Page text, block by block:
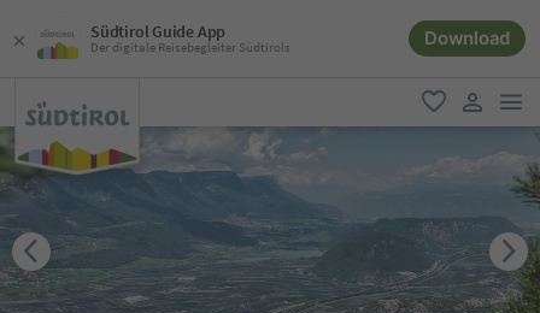
Südtirol Guide App
Der digitale Reisebegleiter Südtirols Download
favorit
user link